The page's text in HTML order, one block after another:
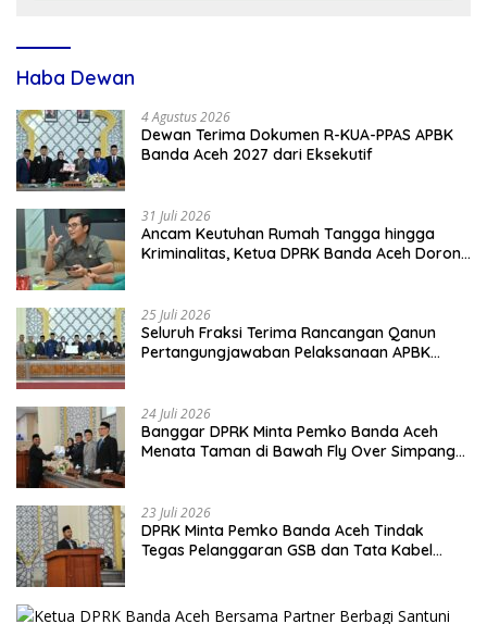
Haba Dewan
4 Agustus 2026
Dewan Terima Dokumen R-KUA-PPAS APBK
Banda Aceh 2027 dari Eksekutif
31 Juli 2026
Ancam Keutuhan Rumah Tangga hingga
Kriminalitas, Ketua DPRK Banda Aceh Dorong
25 Juli 2026
Seluruh Fraksi Terima Rancangan Qanun
Pertangungjawaban Pelaksanaan APBK
24 Juli 2026
Banggar DPRK Minta Pemko Banda Aceh
Menata Taman di Bawah Fly Over Simpang
23 Juli 2026
DPRK Minta Pemko Banda Aceh Tindak
Tegas Pelanggaran GSB dan Tata Kabel